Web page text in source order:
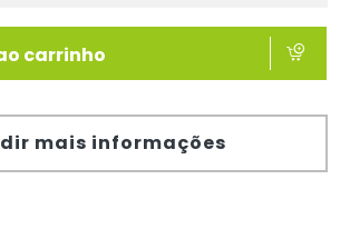
carrinho
mais informações